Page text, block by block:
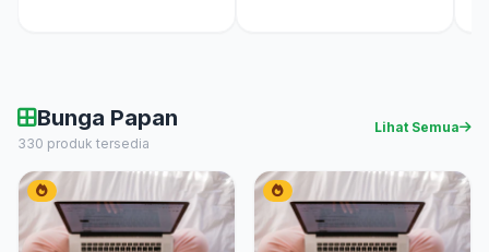
Bunga Papan
330 produk tersedia
Lihat Semua